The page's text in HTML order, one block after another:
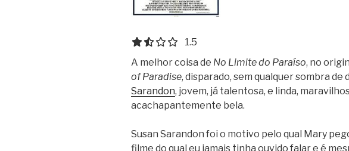
1.5 out of 5.0 stars
1.5
A melhor coisa de No Limite do Paraíso, no
of Paradise, disparado, sem qualquer sombra de
Sarandon, jovem, já talentosa, e linda,
acachapantemente bela.
Susan Sarandon foi o motivo pelo qual Mary
filme do qual eu jamais tinha ouvido falar e é